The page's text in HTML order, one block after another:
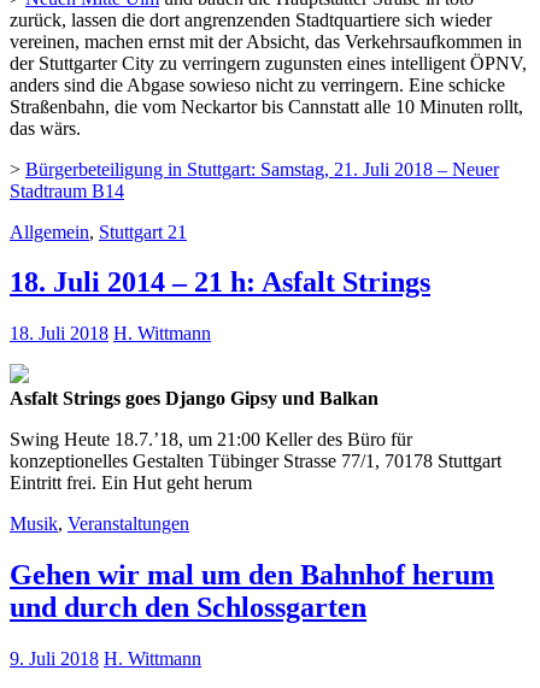
zurück, lassen die dort angrenzenden Stadtquartiere sich wieder
vereinen, machen ernst mit der Absicht, das Verkehrsaufkommen in
der Stuttgarter City zu verringern zugunsten eines intelligent ÖPNV,
anders sind die Abgase sowieso nicht zu verringern. Eine schicke
Straßenbahn, die vom Neckartor bis Cannstatt alle 10 Minuten rollt,
das wärs.
> Bürgerbeteiligung in Stuttgart: Samstag, 21. Juli 2018 – Neuer
Stadtraum B14
Allgemein, Stuttgart 21
18. Juli 2014 – 21 h: Asfalt Strings
18. Juli 2018 H. Wittmann
Asfalt Strings goes Django Gipsy und Balkan
Swing Heute 18.7.’18, um 21:00 Keller des Büro für
konzeptionelles Gestalten Tübinger Strasse 77/1, 70178 Stuttgart
Eintritt frei. Ein Hut geht herum
Musik, Veranstaltungen
Gehen wir mal um den Bahnhof herum
und durch den Schlossgarten
9. Juli 2018 H. Wittmann